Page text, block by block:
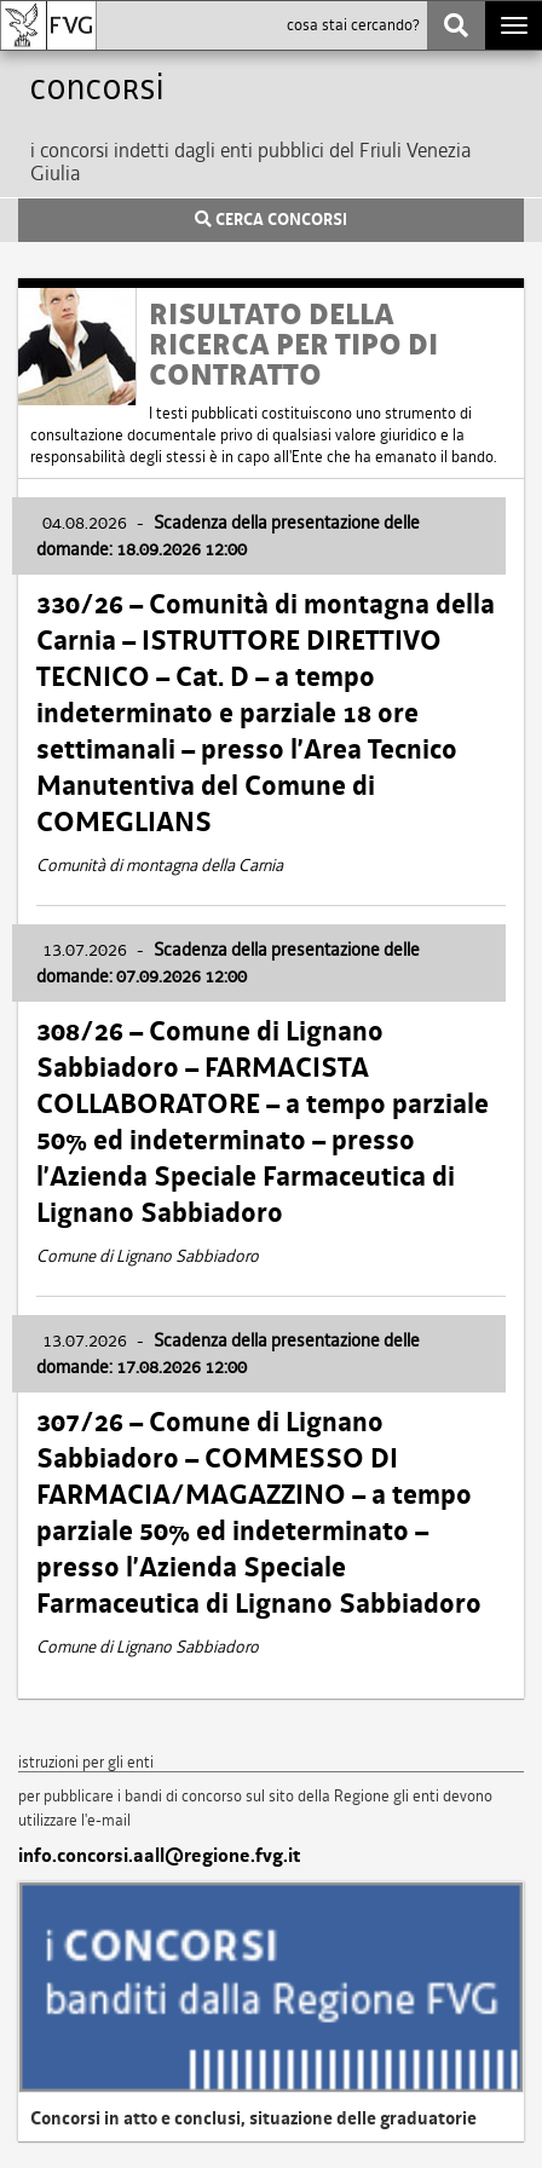
Concorsi
i concorsi indetti dagli enti pubblici del Friuli Venezia
Giulia
CERCA CONCORSI
RISULTATO DELLA
RICERCA PER TIPO DI
CONTRATTO
I testi pubblicati costituiscono uno strumento di
consultazione documentale privo di qualsiasi valore giuridico e la
responsabilità degli stessi è in capo all'Ente che ha emanato il bando.
04.08.2026 - Scadenza della presentazione delle
domande: 18.09.2026 12:00
330/26 – Comunità di montagna della
Carnia – ISTRUTTORE DIRETTIVO
TECNICO – Cat. D – a tempo
indeterminato e parziale 18 ore
settimanali – presso l’Area Tecnico
Manutentiva del Comune di
COMEGLIANS
Comunità di montagna della Carnia
13.07.2026 - Scadenza della presentazione delle
domande: 07.09.2026 12:00
308/26 – Comune di Lignano
Sabbiadoro – FARMACISTA
COLLABORATORE – a tempo parziale
50% ed indeterminato – presso
l’Azienda Speciale Farmaceutica di
Lignano Sabbiadoro
Comune di Lignano Sabbiadoro
13.07.2026 - Scadenza della presentazione delle
domande: 17.08.2026 12:00
307/26 – Comune di Lignano
Sabbiadoro – COMMESSO DI
FARMACIA/MAGAZZINO – a tempo
parziale 50% ed indeterminato –
presso l’Azienda Speciale
Farmaceutica di Lignano Sabbiadoro
Comune di Lignano Sabbiadoro
istruzioni per gli enti
per pubblicare i bandi di concorso sul sito della Regione gli enti devono
utilizzare l'e-mail
info.concorsi.aall@regione.fvg.it
Concorsi in atto e conclusi, situazione delle graduatorie